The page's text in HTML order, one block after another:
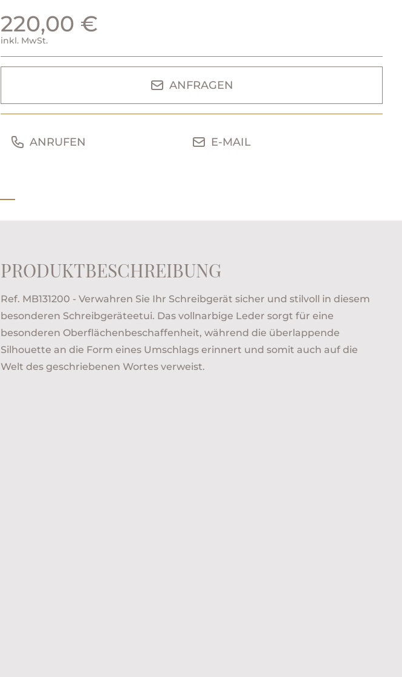
220,00 €
inkl. MwSt.
ANFRAGEN
ANRUFEN E-MAIL
PRODUKTBESCHREIBUNG
Ref. MB131200 - Verwahren Sie Ihr Schreibgerät sicher und stilvoll in diesem
besonderen Schreibgeräteetui. Das vollnarbige Leder sorgt für eine
besonderen Oberflächenbeschaffenheit, während die überlappende
Silhouette an die Form eines Umschlags erinnert und somit auch auf die
Welt des geschriebenen Wortes verweist.